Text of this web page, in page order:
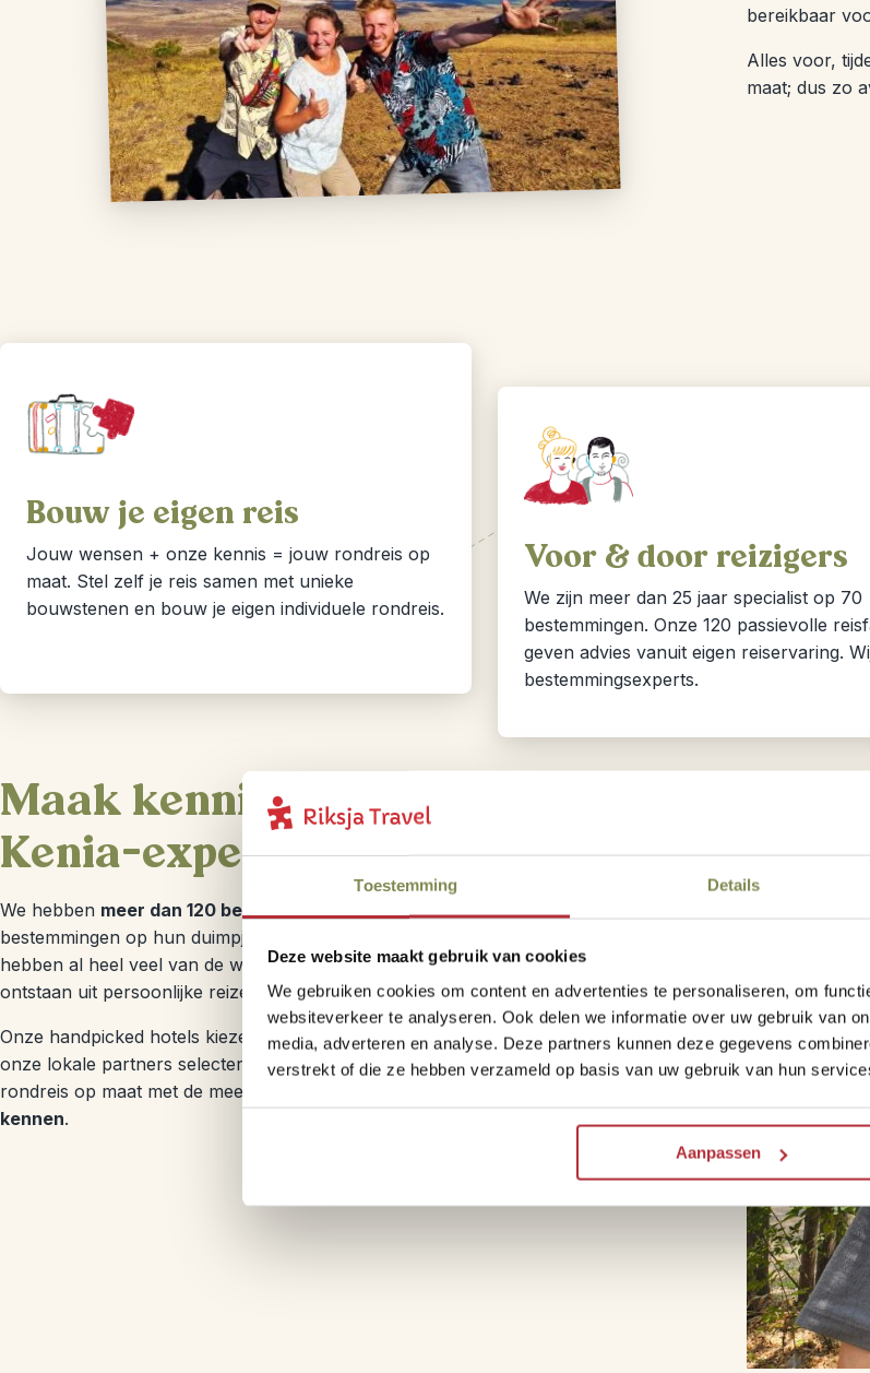
Toestemming Details
Deze website maakt gebruik van cookies
We gebruiken cookies om content en advertenties te personaliseren, om
websiteverkeer te analyseren. Ook delen we informatie over uw gebruik van
media, adverteren en analyse. Deze partners kunnen deze gegevens
verstrekt of die ze hebben verzameld op basis van uw gebruik van hun
Aanpassen
bereikbaar
Alles voor,
maat; dus zo
Bouw je eigen reis
Jouw wensen + onze kennis = jouw rondreis op
maat. Stel zelf je reis samen met unieke
bouwstenen en bouw je eigen individuele rondreis.
Voor & door reizigers
We zijn meer dan 25 jaar specialist op 70
bestemmingen. Onze 120 passievolle
geven advies vanuit eigen reiservaring.
bestemmingsexperts.
Maak kennis met onze Tanzania &
Kenia-experts
We hebben meer dan 120 bestemmingsexperts werkendie één of meerdere
bestemmingen op hun duimpje kennen. We doen zelf niets liever dan reizen en
hebben al heel veel van de wereld gezien met elkaar. Al onze reisroutes zijn dan ook
ontstaan uit persoonlijke reizen.
Onze handpicked hotels kiezen we op basis van onze eigen ervaringen en samen met
onze lokale partners selecteren we de gaafste activiteiten voor je. Zo bouwen we jouw
rondreis op maat met de meest logische route
kennen.